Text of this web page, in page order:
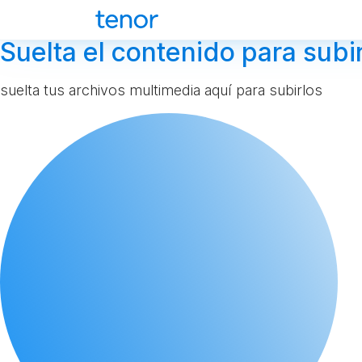
Suelta el contenido para
suelta tus archivos multimedia aquí para subirlos